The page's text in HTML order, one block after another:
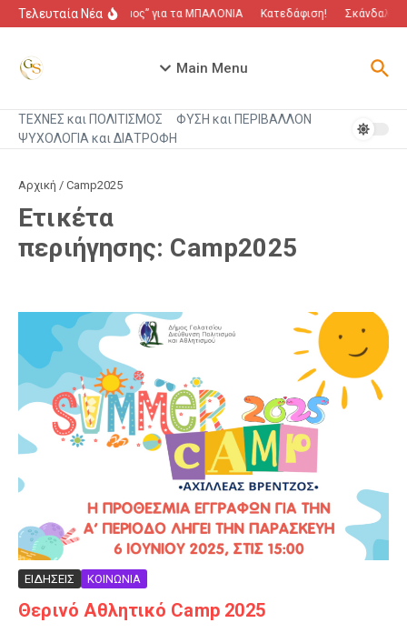
Μετάβαση στο περιεχόμενο
Τελευταία Νέα“Πόλεμος” για τα ΜΠΑΛΟΝΙΑ Κατεδάφιση! Σκάνδαλο
Main Menu
ΤΕΧΝΕΣ και ΠΟΛΙΤΙΣΜΟΣ
ΦΥΣΗ και ΠΕΡΙΒΑΛΛΟΝ
ΨΥΧΟΛΟΓΙΑ και ΔΙΑΤΡΟΦΗ
Αρχική / Camp2025
Ετικέτα
περιήγησης: Camp2025
ΕΙΔΗΣΕΙΣ ΚΟΙΝΩΝΙΑ
Θερινό Αθλητικό Camp 2025